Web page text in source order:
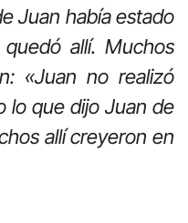
Juan había estado
allí. Muchos
«Juan no realizó
lo que dijo Juan de
allí creyeron en